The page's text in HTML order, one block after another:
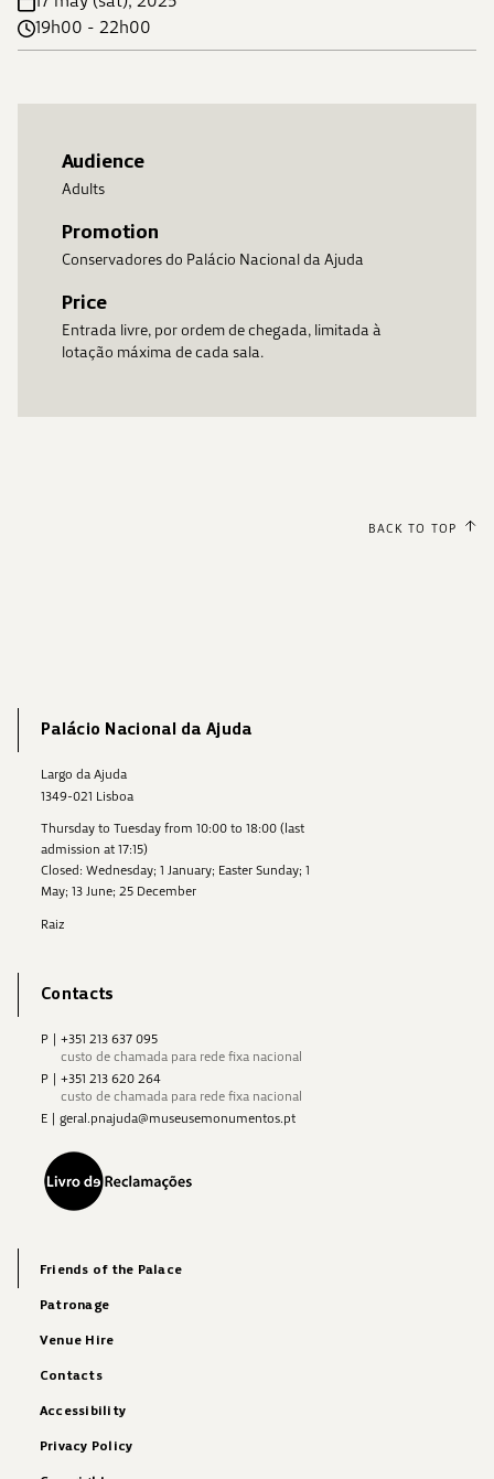
19h00 - 22h00
Audience
Adults
Promotion
Conservadores do Palácio Nacional da Ajuda
Price
Entrada livre, por ordem de chegada, limitada à
lotação máxima de cada sala.
BACK TO TOP
Palácio Nacional da Ajuda
Largo da Ajuda
1349-021 Lisboa
Thursday to Tuesday from 10:00 to 18:00 (last
admission at 17:15)
Closed: Wednesday; 1 January; Easter Sunday; 1
May; 13 June; 25 December
Raiz
Contacts
P
+351 213 637 095
custo de chamada para rede fixa nacional
P
+351 213 620 264
custo de chamada para rede fixa nacional
E
geral.pnajuda@museusemonumentos.pt
Friends of the Palace
Patronage
Venue Hire
Contacts
Accessibility
Privacy Policy